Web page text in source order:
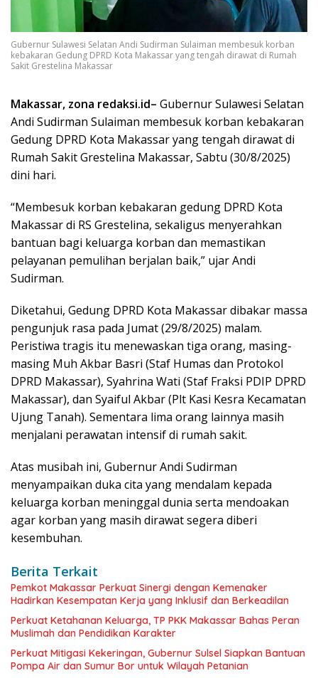
Gubernur Sulawesi Selatan Andi Sudirman Sulaiman membesuk korban
kebakaran Gedung DPRD Kota Makassar yang tengah dirawat di Rumah
Sakit Grestelina Makassar
Makassar, zona redaksi.id– Gubernur Sulawesi Selatan
Andi Sudirman Sulaiman membesuk korban kebakaran
Gedung DPRD Kota Makassar yang tengah dirawat di
Rumah Sakit Grestelina Makassar, Sabtu (30/8/2025)
dini hari.
“Membesuk korban kebakaran gedung DPRD Kota
Makassar di RS Grestelina, sekaligus menyerahkan
bantuan bagi keluarga korban dan memastikan
pelayanan pemulihan berjalan baik,” ujar Andi
Sudirman.
Diketahui, Gedung DPRD Kota Makassar dibakar massa
pengunjuk rasa pada Jumat (29/8/2025) malam.
Peristiwa tragis itu menewaskan tiga orang, masing-
masing Muh Akbar Basri (Staf Humas dan Protokol
DPRD Makassar), Syahrina Wati (Staf Fraksi PDIP DPRD
Makassar), dan Syaiful Akbar (Plt Kasi Kesra Kecamatan
Ujung Tanah). Sementara lima orang lainnya masih
menjalani perawatan intensif di rumah sakit.
Atas musibah ini, Gubernur Andi Sudirman
menyampaikan duka cita yang mendalam kepada
keluarga korban meninggal dunia serta mendoakan
agar korban yang masih dirawat segera diberi
kesembuhan.
Berita Terkait
Pemkot Makassar Perkuat Sinergi dengan Kemenaker
Hadirkan Kesempatan Kerja yang Inklusif dan Berkeadilan
Perkuat Ketahanan Keluarga, TP PKK Makassar Bahas Peran
Muslimah dan Pendidikan Karakter
Perkuat Mitigasi Kekeringan, Gubernur Sulsel Siapkan Bantuan
Pompa Air dan Sumur Bor untuk Wilayah Petanian